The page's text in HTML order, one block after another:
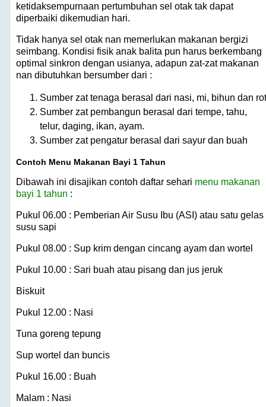
ketidaksempurnaan pertumbuhan sel otak tak dapat
diperbaiki dikemudian hari.
Tidak hanya sel otak nan memerlukan makanan bergizi
seimbang. Kondisi fisik anak balita pun harus berkembang
optimal sinkron dengan usianya, adapun zat-zat makanan
nan dibutuhkan bersumber dari :
Sumber zat tenaga berasal dari nasi, mi, bihun dan
Sumber zat pembangun berasal dari tempe, tahu,
telur, daging, ikan, ayam.
Sumber zat pengatur berasal dari sayur dan buah
Contoh Menu Makanan Bayi 1 Tahun
Dibawah ini disajikan contoh daftar sehari menu makanan
bayi 1 tahun :
Pukul 06.00 : Pemberian Air Susu Ibu (ASI) atau satu gelas
susu sapi
Pukul 08.00 : Sup krim dengan cincang ayam dan wortel
Pukul 10.00 : Sari buah atau pisang dan jus jeruk
Biskuit
Pukul 12.00 : Nasi
Tuna goreng tepung
Sup wortel dan buncis
Pukul 16.00 : Buah
Malam : Nasi